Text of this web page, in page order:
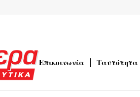
Επικοινωνία Ταυτότητα